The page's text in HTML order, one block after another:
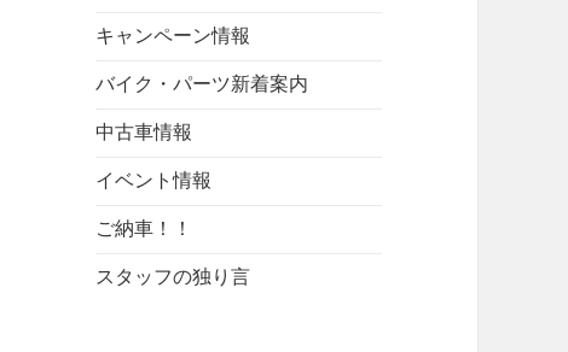
キャンペーン情報
バイク・パーツ新着案内
中古車情報
イベント情報
ご納車！！
スタッフの独り言